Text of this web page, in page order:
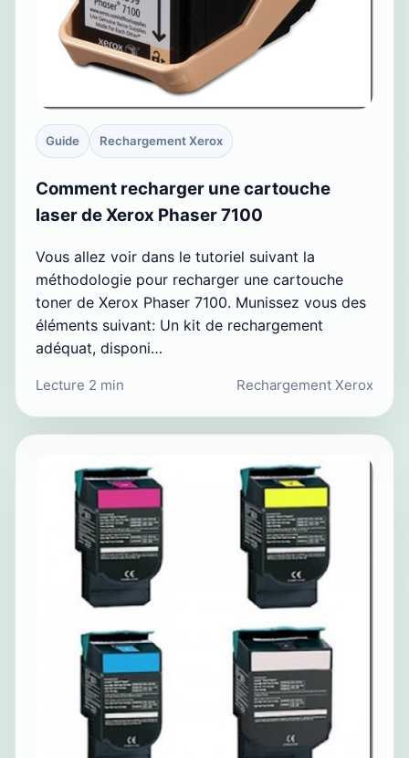
Guide Rechargement Xerox
Comment recharger une cartouche
laser de Xerox Phaser 7100
Vous allez voir dans le tutoriel suivant la
méthodologie pour recharger une cartouche
toner de Xerox Phaser 7100. Munissez vous des
éléments suivant: Un kit de rechargement
adéquat, disponi…
Lecture 2 min Rechargement Xerox